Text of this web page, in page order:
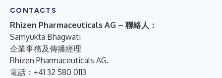
CONTACTS
Rhizen Pharmaceuticals AG – 聯絡人：
Samyukta Bhagwati
企業事務及傳播經理
Rhizen Pharmaceuticals AG.
電話：+41 32 580 0113